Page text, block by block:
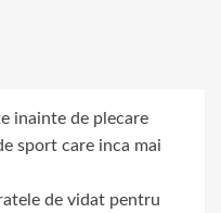
inainte de plecare
sport care inca mai
de vidat pentru